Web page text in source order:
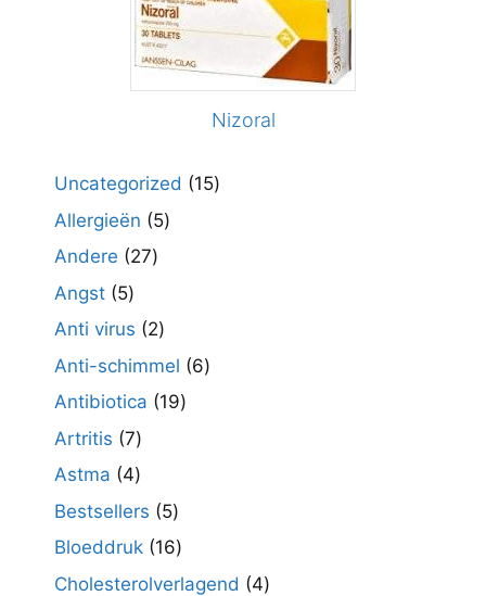
Nizoral
Uncategorized 1515
Allergieën 55
Andere 2727
Angst 55
producten
Anti virus 22
producten
Anti-schimmel 66
Antibiotica 1919
Artritis 77
producten
Astma 44
producten
Bestsellers 55
producten
Bloeddruk 1616
producten
Cholesterolverlagend 44